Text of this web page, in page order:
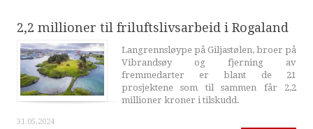
2,2 millioner til friluftslivsarbeid i Rogaland
Langrennsløype på Giljastølen, broer på
Vibrandsøy og fjerning av
fremmedarter er blant de 21
prosjektene som til sammen får 2,2
millioner kroner i tilskudd.
31.05.2024